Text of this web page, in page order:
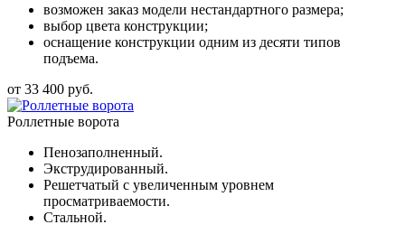
возможен заказ модели нестандартного размера;
выбор цвета конструкции;
оснащение конструкции одним из десяти типов
подъема.
от 33 400 руб.
Роллетные ворота
Пенозаполненный.
Экструдированный.
Решетчатый с увеличенным уровнем
просматриваемости.
Стальной.